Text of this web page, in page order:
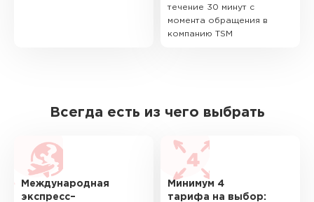
течение 30 минут с
момента обращения в
компанию TSM
Всегда есть из чего выбрать
Международная
экспресс–
Минимум 4
тарифа на выбор: